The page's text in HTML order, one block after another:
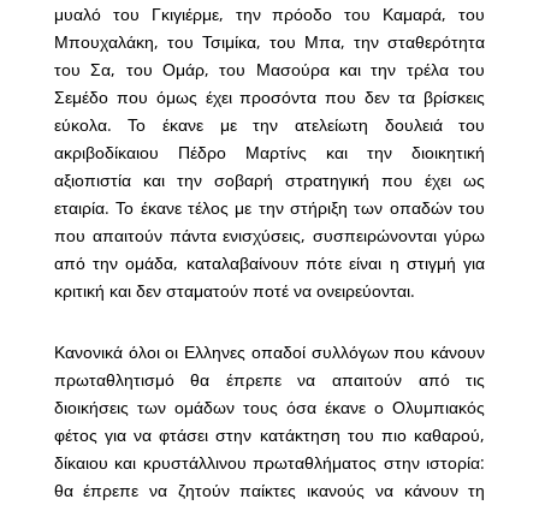
μυαλό του Γκιγιέρμε, την πρόοδο του Καμαρά, του
Μπουχαλάκη, του Τσιμίκα, του Μπα, την σταθερότητα
του Σα, του Ομάρ, του Μασούρα και την τρέλα του
Σεμέδο που όμως έχει προσόντα που δεν τα βρίσκεις
εύκολα. Το έκανε με την ατελείωτη δουλειά του
ακριβοδίκαιου Πέδρο Μαρτίνς και την διοικητική
αξιοπιστία και την σοβαρή στρατηγική που έχει ως
εταιρία. Το έκανε τέλος με την στήριξη των οπαδών του
που απαιτούν πάντα ενισχύσεις, συσπειρώνονται γύρω
από την ομάδα, καταλαβαίνουν πότε είναι η στιγμή για
κριτική και δεν σταματούν ποτέ να ονειρεύονται.
Κανονικά όλοι οι Ελληνες οπαδοί συλλόγων που κάνουν
πρωταθλητισμό θα έπρεπε να απαιτούν από τις
διοικήσεις των ομάδων τους όσα έκανε ο Ολυμπιακός
φέτος για να φτάσει στην κατάκτηση του πιο καθαρού,
δίκαιου και κρυστάλλινου πρωταθλήματος στην ιστορία:
θα έπρεπε να ζητούν παίκτες ικανούς να κάνουν τη